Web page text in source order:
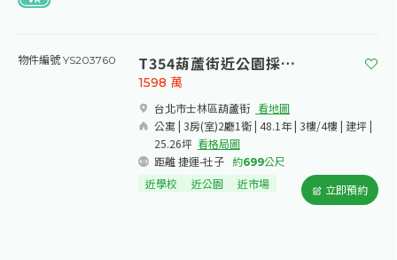
物件編號 YS203760 T354葫蘆街近公園採光3樓
台北市士林區葫蘆街​ 看地圖
公寓 | 3房(室)2廳1衛 | 48.1年 | 3樓/4樓 | 建坪 |
25.26坪 看格局圖
距離 捷運-社子
約699公尺
1598 萬
近學校 近公園 近市場 立即預約